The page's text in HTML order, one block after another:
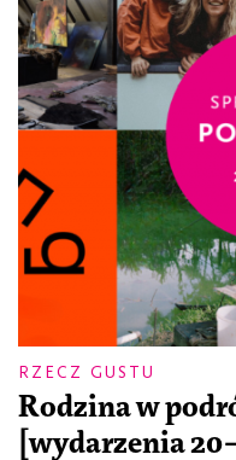
RZECZ GUSTU
Rodzina w
[wydarzenia